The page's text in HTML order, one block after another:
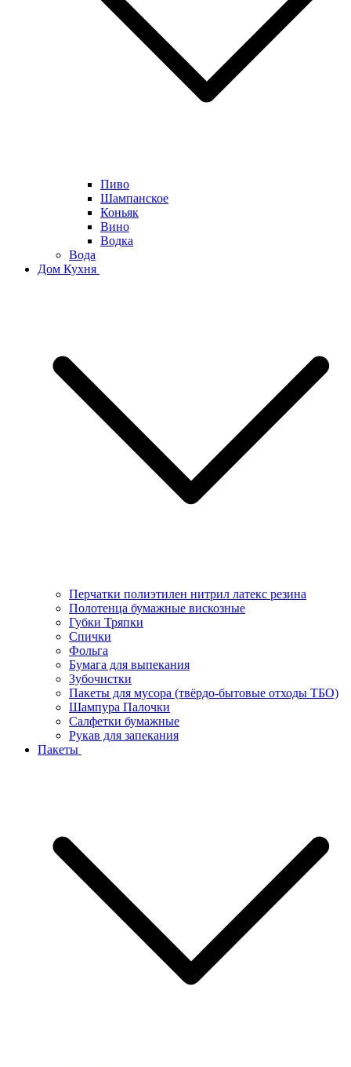
Пиво
Шампанское
Коньяк
Вино
Водка
Вода
Дом Кухня
Перчатки полиэтилен нитрил латекс резина
Полотенца бумажные вискозные
Губки Тряпки
Спички
Фольга
Бумага для выпекания
Зубочистки
Пакеты для мусора (твёрдо-бытовые отходы ТБО)
Шампура Палочки
Салфетки бумажные
Рукав для запекания
Пакеты